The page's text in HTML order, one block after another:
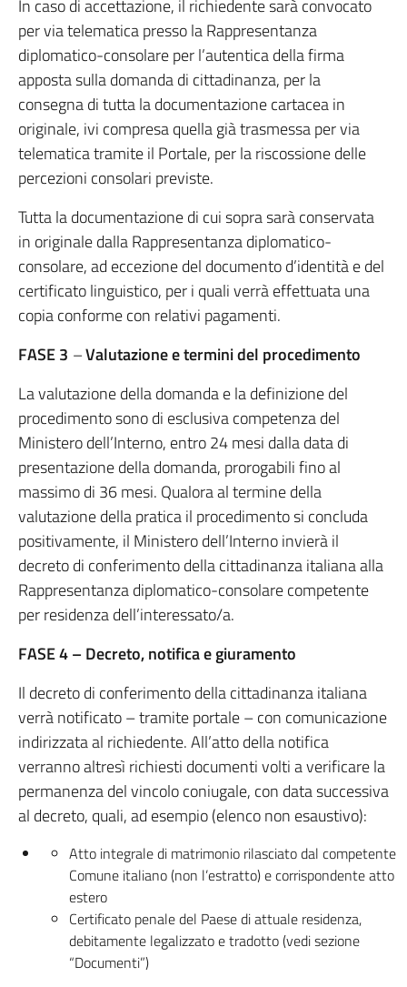
In caso di accettazione, il richiedente sarà convocato
per via telematica presso la Rappresentanza
diplomatico-consolare per l’autentica della firma
apposta sulla domanda di cittadinanza, per la
consegna di tutta la documentazione cartacea in
originale, ivi compresa quella già trasmessa per via
telematica tramite il Portale, per la riscossione delle
percezioni consolari previste.
Tutta la documentazione di cui sopra sarà conservata
in originale dalla Rappresentanza diplomatico-
consolare, ad eccezione del documento d’identità e del
certificato linguistico, per i quali verrà effettuata una
copia conforme con relativi pagamenti.
FASE 3 –Valutazione e termini del procedimento
La valutazione della domanda e la definizione del
procedimento sono di esclusiva competenza del
Ministero dell’Interno, entro 24 mesi dalla data di
presentazione della domanda, prorogabili fino al
massimo di 36 mesi. Qualora al termine della
valutazione della pratica il procedimento si concluda
positivamente, il Ministero dell’Interno invierà il
decreto di conferimento della cittadinanza italiana alla
Rappresentanza diplomatico-consolare competente
per residenza dell’interessato/a.
FASE 4 – Decreto, notifica e giuramento
Il decreto di conferimento della cittadinanza italiana
verrà notificato – tramite portale – con comunicazione
indirizzata al richiedente. All’atto della notifica
verranno altresì richiesti documenti volti a verificare la
permanenza del vincolo coniugale, con data successiva
al decreto, quali, ad esempio (elenco non esaustivo):
Atto integrale di matrimonio rilasciato dal competente
Comune italiano (non l’estratto) e corrispondente atto
estero
Certificato penale del Paese di attuale residenza,
debitamente legalizzato e tradotto (vedi sezione
“Documenti”)